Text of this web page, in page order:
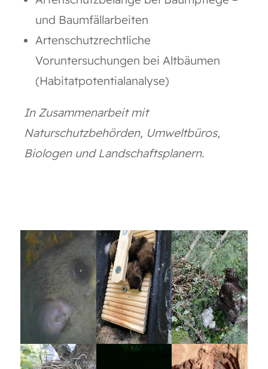
und Baumfällarbeiten
Artenschutzrechtliche
Voruntersuchungen bei Altbäumen
(Habitatpotentialanalyse)
In Zusammenarbeit mit
Naturschutzbehörden, Umweltbüros,
Biologen und Landschaftsplanern.